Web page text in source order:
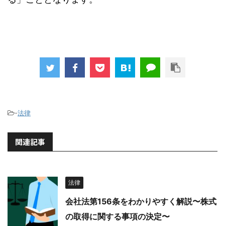
-法律
関連記事
法律
会社法第156条をわかりやすく解説〜株式
の取得に関する事項の決定〜